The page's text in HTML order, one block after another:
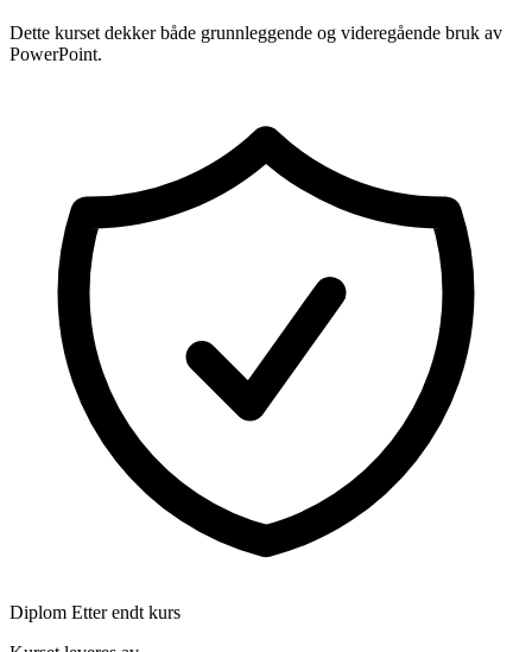
Dette kurset dekker både grunnleggende og videregående bruk av
PowerPoint.
Diplom Etter endt kurs